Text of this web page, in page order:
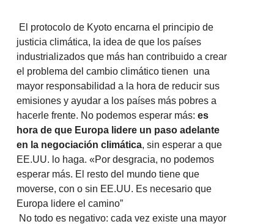
El protocolo de Kyoto encarna el principio de
justicia climática, la idea de que los países
industrializados que más han contribuido a crear
el problema del cambio climático tienen una
mayor responsabilidad a la hora de reducir sus
emisiones y ayudar a los países más pobres a
hacerle frente. No podemos esperar más:es
hora de que Europa lidere un paso adelante
en la negociación climática, sin esperar a que
EE.UU. lo haga. «Por desgracia, no podemos
esperar más. El resto del mundo tiene que
moverse, con o sin EE.UU. Es necesario que
Europa lidere el camino”
No todo es negativo: cada vez existe una mayor